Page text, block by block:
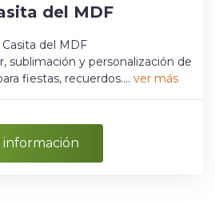
del MDF
Casita del MDF
sublimación y personalización de
fiestas, recuerdos.... ver más
información